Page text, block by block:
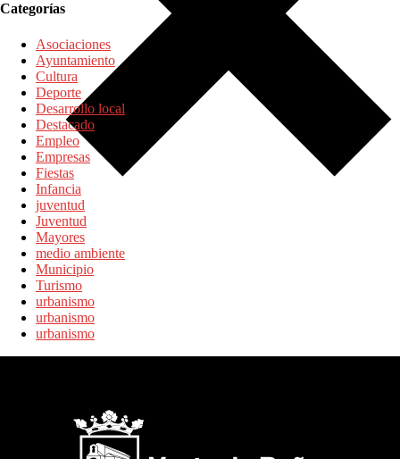
Categorías
Asociaciones
Ayuntamiento
Cultura
Deporte
Desarrollo local
Destacado
Empleo
Empresas
Fiestas
Infancia
juventud
Juventud
Mayores
medio ambiente
Municipio
Turismo
urbanismo
urbanismo
urbanismo